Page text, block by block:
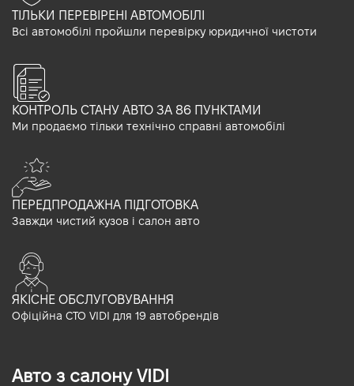
ТІЛЬКИ ПЕРЕВІРЕНІ АВТОМОБІЛІ
Всі автомобілі пройшли перевірку юридичної чистоти
КОНТРОЛЬ СТАНУ АВТО ЗА 86 ПУНКТАМИ
Ми продаємо тільки технічно справні автомобілі
ПЕРЕДПРОДАЖНА ПІДГОТОВКА
Завжди чистий кузов і салон авто
ЯКІСНЕ ОБСЛУГОВУВАННЯ
Офіційна СТО VIDI для 19 автобрендів
Авто з салону VIDI